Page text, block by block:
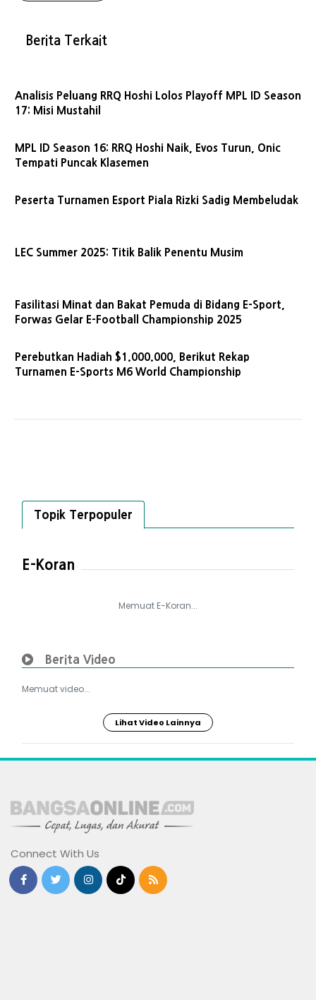
Berita Terkait
Analisis Peluang RRQ Hoshi Lolos Playoff MPL ID Season
17: Misi Mustahil
MPL ID Season 16: RRQ Hoshi Naik, Evos Turun, Onic
Tempati Puncak Klasemen
Peserta Turnamen Esport Piala Rizki Sadig Membeludak
LEC Summer 2025: Titik Balik Penentu Musim
Fasilitasi Minat dan Bakat Pemuda di Bidang E-Sport,
Forwas Gelar E-Football Championship 2025
Perebutkan Hadiah $1.000.000, Berikut Rekap
Turnamen E-Sports M6 World Championship
Topik Terpopuler
E-Koran
Memuat E-Koran...
Berita Video
Memuat video...
Lihat Video Lainnya
Connect With Us